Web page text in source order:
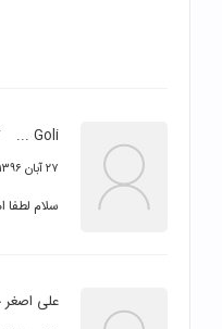
Goli ...
۲۷ آبان ۱۳۹۶
سلام لطفا
علی